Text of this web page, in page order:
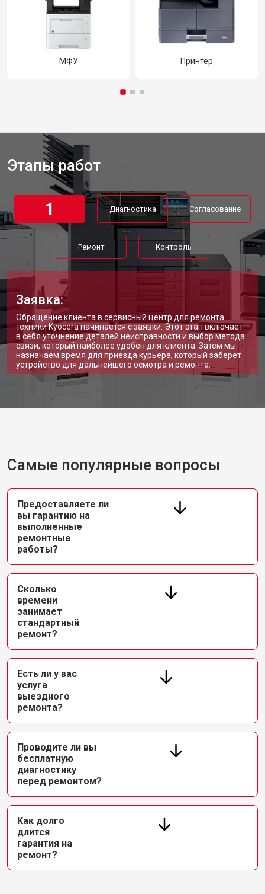
МФУ Принтер
Этапы работ
1 Диагностика Согласование
Ремонт Контроль
Заявка:
Обращение клиента в сервисный центр для ремонта
техники Kyocera начинается с заявки. Этот этап включает
в себя уточнение деталей неисправности и выбор метода
связи, который наиболее удобен для клиента. Затем мы
назначаем время для приезда курьера, который заберет
устройство для дальнейшего осмотра и ремонта.
Самые популярные вопросы
Предоставляете ли
вы гарантию на
выполненные
ремонтные
работы?
Сколько
времени
занимает
стандартный
ремонт?
Есть ли у вас
услуга
выездного
ремонта?
Проводите ли вы
бесплатную
диагностику
перед ремонтом?
Как долго
длится
гарантия на
ремонт?